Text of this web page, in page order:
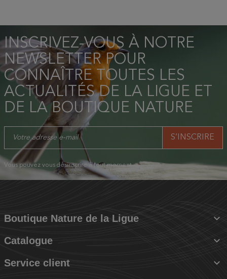
INSCRIVEZ-VOUS À NOTRE
NEWSLETTER POUR
CONNAÎTRE TOUTES LES
ACTUALITÉS DE LA LIGUE ET
DE LA BOUTIQUE NATURE
Vous pouvez vous désinscrire à tout moment.
Boutique Nature de la Ligue 
Catalogue 
Service client 